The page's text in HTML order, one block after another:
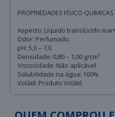
PROPRIEDADES FÍSICO-QUÍMICAS
Aspecto: Líquido translúcido
Odor: Perfumado.
pH: 5,0 – 7,0
Densidade: 0,80 – 1,00 g/cm³
Viscosidade: Não aplicável.
Solubilidade na água: 100%
Volátil: Produto Volátil.